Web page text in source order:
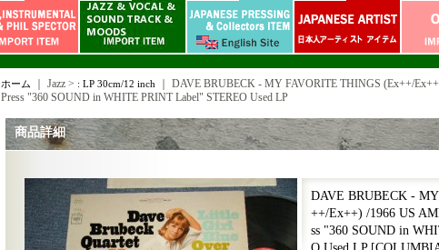
ホーム ｜ Jazz > : LP 30cm/12 inch｜ DAVE BRUBECK - MY FAVORITE THINGS (Ex++/
Press "360 SOUND in WHITE PRINT Label" STEREO Used LP
商品詳細
DAVE BRUBECK -
++/Ex++) /1966 US
ss "360 SOUND in